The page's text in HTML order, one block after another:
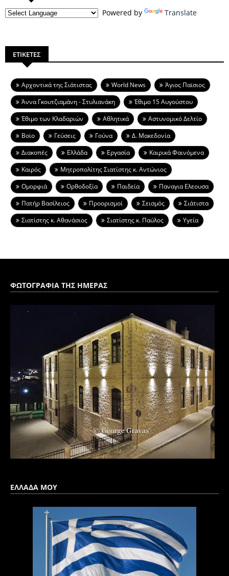
Powered by Translate
ΕΤΙΚΕΤΕΣ
Aρχοντικά της Σιάτιστας World News
Άγιος Παϊσιος
Άννα Γκουτζιαμάνη - Στυλιανάκη
Έθιμο 15 Αυγούστου
Έθιμο των Κλαδαριών
Αθλητικά
Αστυνομικό Δελτίο
Βοϊο
Γεύσεις Γούνα
Δ. Μακεδονία
Διακοπές
Ελλάδα Εργασία
Καιρικά Φαινόμενα
Καιρός
Μητροπολίτης Σιατίστης κ. Αντώνιος
Ομορφιά
Ορθοδοξία Παιδεία
Παναγια Ελεουσα
Πατήρ Βασίλειος
Προορισμοί Σεισμός
Σιάτιστα
Σιατίστης κ. Αθανάσιος
Σιατίστης κ. Παύλος Υγεία
ΦΩΤΟΓΡΑΦΙΑ ΤΗΣ ΗΜΕΡΑΣ
ΕΛΛΑΔΑ ΜΟΥ